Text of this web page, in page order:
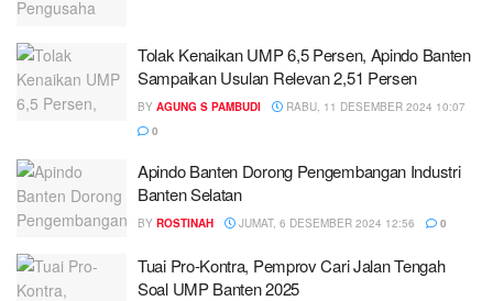
Tolak Kenaikan UMP 6,5 Persen, Apindo Banten
Sampaikan Usulan Relevan 2,51 Persen
BY AGUNG S PAMBUDI
RABU, 11 DESEMBER 2024 10:07
0
Apindo Banten Dorong Pengembangan Industri
Banten Selatan
BY ROSTINAH JUMAT, 6 DESEMBER 2024 12:56 0
Tuai Pro-Kontra, Pemprov Cari Jalan Tengah
Soal UMP Banten 2025